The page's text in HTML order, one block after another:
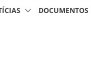
DOCUMENTOS